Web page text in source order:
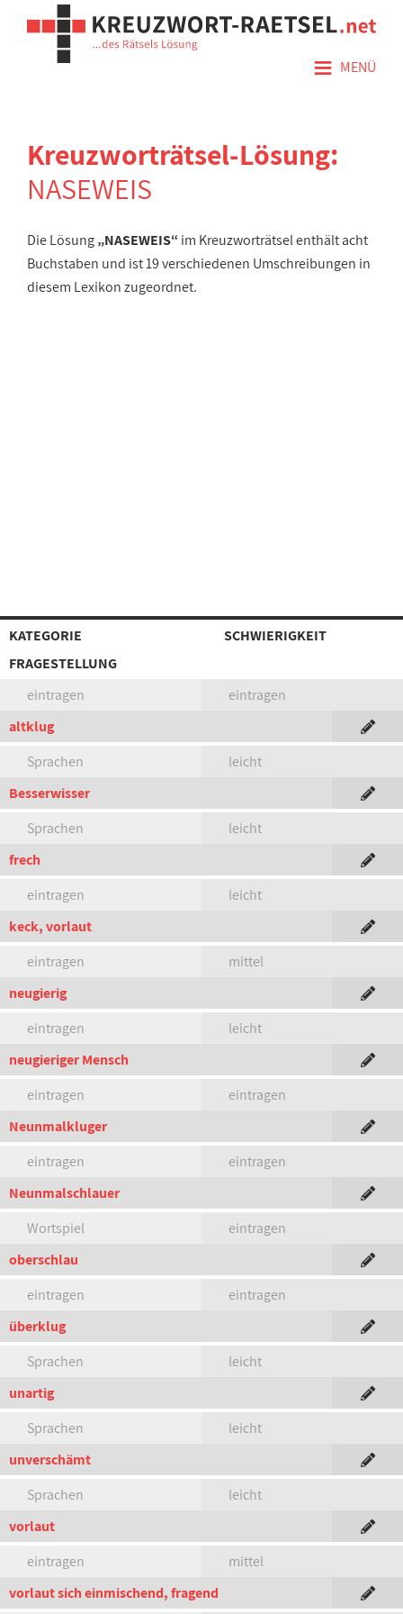
≡ MENÜ
Kreuzworträtsel-Lösung:
NASEWEIS
Die Lösung„NASEWEIS“ im Kreuzworträtsel enthält acht
Buchstaben und ist 19 verschiedenen Umschreibungen in
diesem Lexikon zugeordnet.
KATEGORIE
SCHWIERIGKEIT
FRAGESTELLUNG
eintragen
eintragen
altklug
Sprachen
leicht
Besserwisser
Sprachen
leicht
frech
eintragen
leicht
keck, vorlaut
eintragen
mittel
neugierig
eintragen
leicht
neugieriger Mensch
eintragen
eintragen
Neunmalkluger
eintragen
eintragen
Neunmalschlauer
Wortspiel
eintragen
oberschlau
eintragen
eintragen
überklug
Sprachen
leicht
unartig
Sprachen
leicht
unverschämt
Sprachen
leicht
vorlaut
eintragen
mittel
vorlaut sich einmischend, fragend